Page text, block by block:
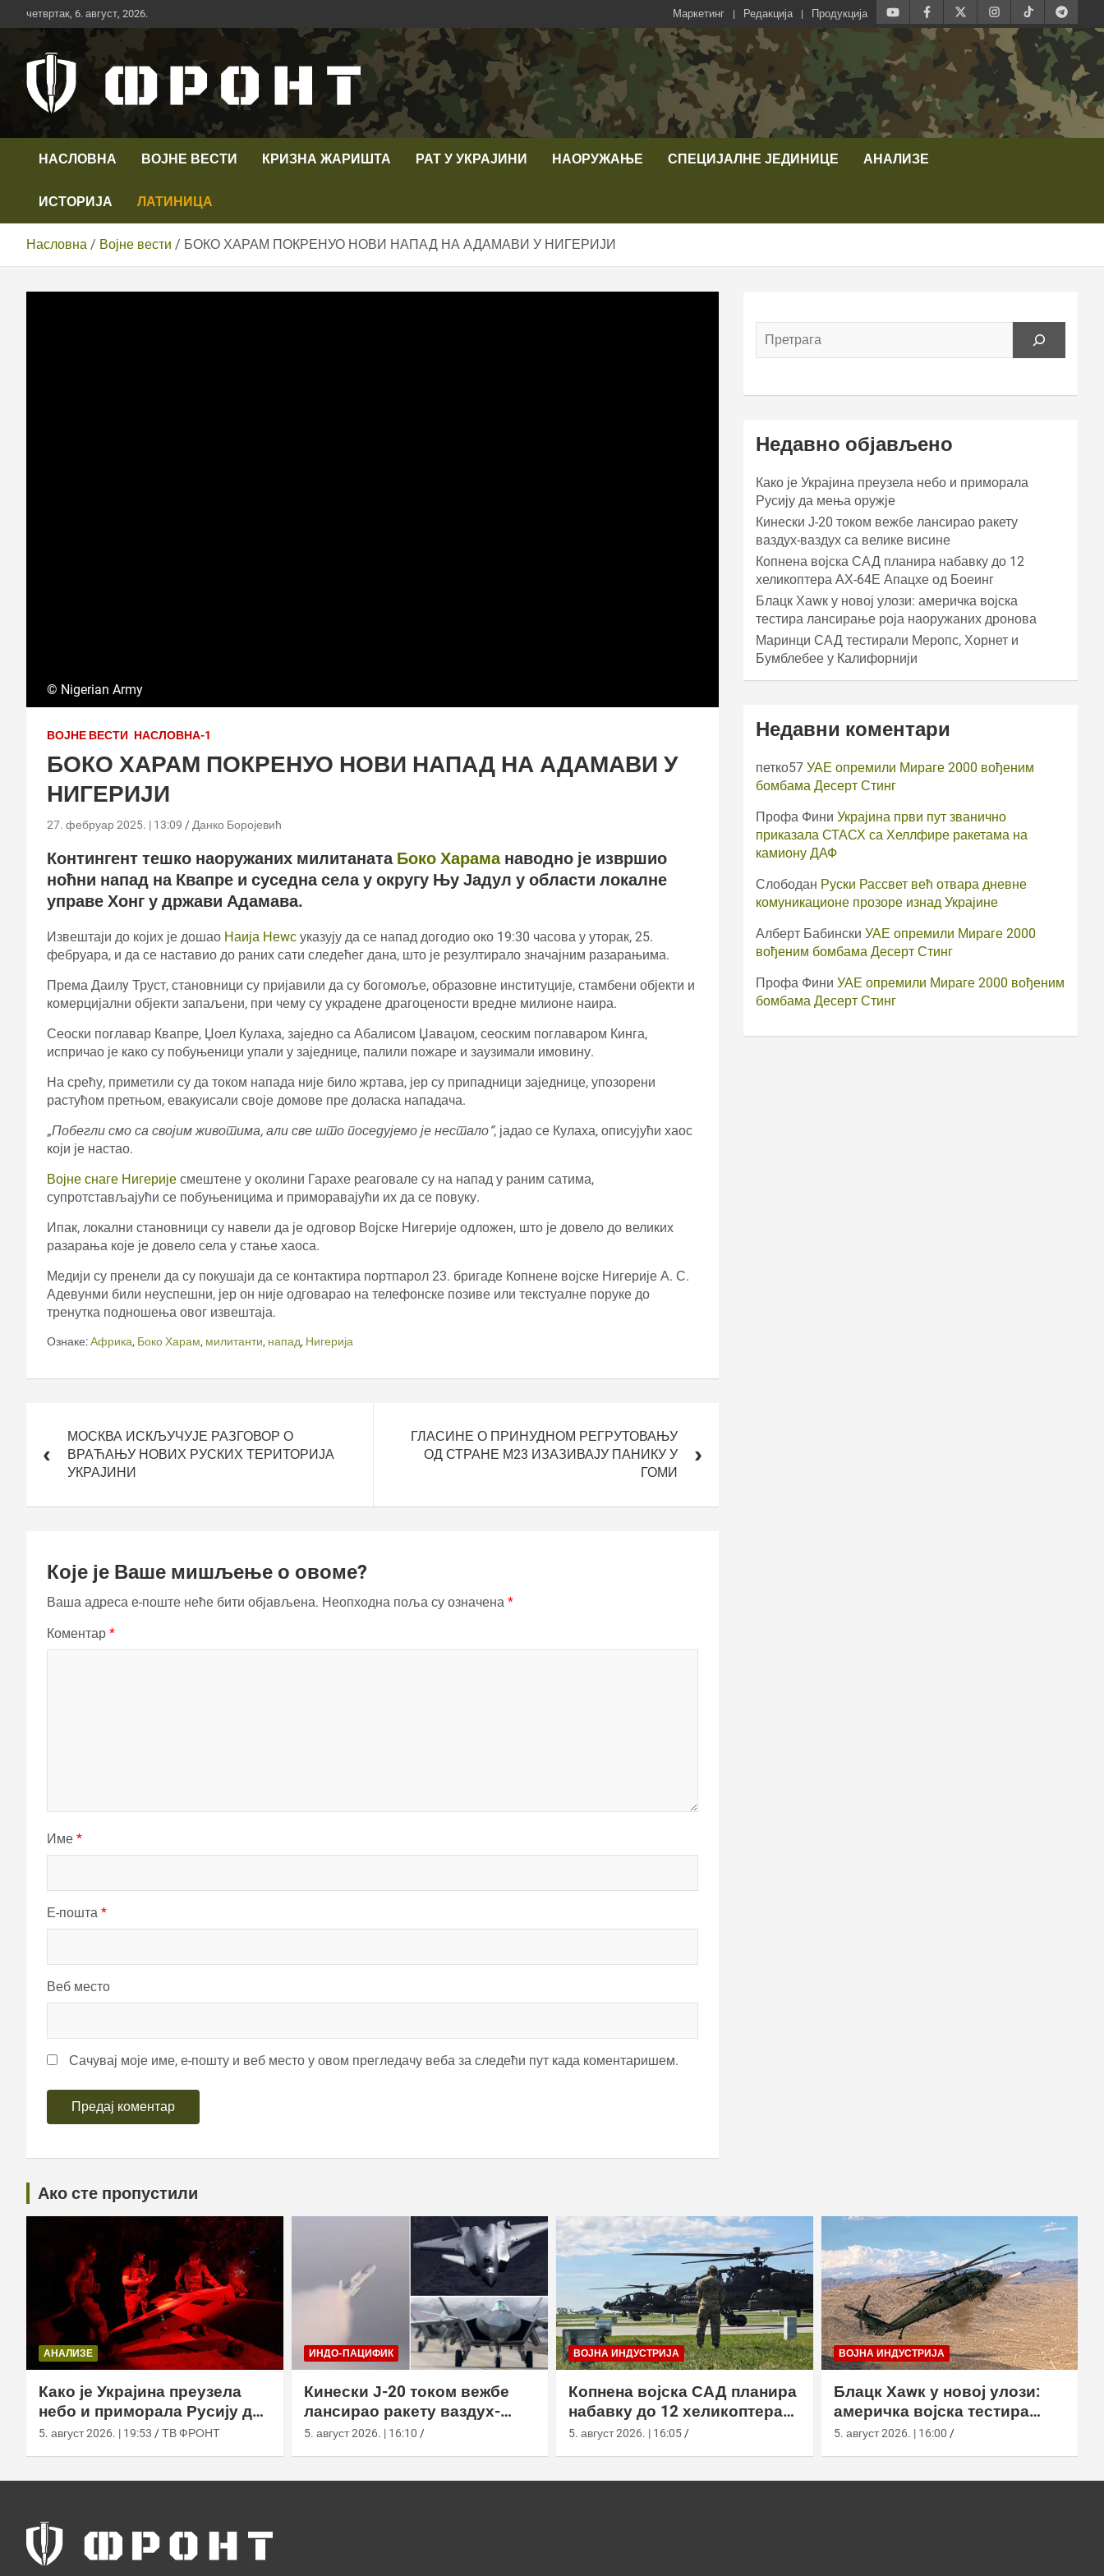
Скип
то
четвртак, 6. август, 2026. Маркетинг Редакција Продукција
Телевизија ФРОНТ
НАСЛОВНА ВОЈНЕ ВЕСТИ КРИЗНА ЖАРИШТА РАТ У УКРАЈИНИ НАОРУЖАЊЕ СПЕЦИЈАЛНЕ ЈЕДИНИЦЕ АНАЛИЗЕ
ИСТОРИЈА ЛАТИНИЦА
Насловна Војне вести БОКО ХАРАМ ПОКРЕНУО НОВИ НАПАД НА АДАМАВИ У НИГЕРИЈИ
© Nigerian Army
ВОЈНЕ ВЕСТИ НАСЛОВНА-1
БОКО ХАРАМ ПОКРЕНУО НОВИ НАПАД НА АДАМАВИ У
НИГЕРИЈИ
27. фебруар 2025. | 13:09 Данко Боројевић
Контингент тешко наоружаних милитаната Боко Хараманаводно је извршио
ноћни напад на Квапре и суседна села у округу Њу Јадул у области локалне
управе Хонг у држави Адамава.
Извештаји до којих је дошао Наија Неwс указују да се напад догодио око 19:30 часова у уторак, 25.
фебруара, и да се наставио до раних сати следећег дана, што је резултирало значајним разарањима.
Према Даилy Труст, становници су пријавили да су богомоље, образовне институције, стамбени објекти и
комерцијални објекти запаљени, при чему су украдене драгоцености вредне милионе наира.
Сеоски поглавар Квапре, Џоел Кулаха, заједно са Абалисом Џаваџом, сеоским поглаваром Кинга,
испричао је како су побуњеници упали у заједнице, палили пожаре и заузимали имовину.
На срећу, приметили су да током напада није било жртава, јер су припадници заједнице, упозорени
растућом претњом, евакуисали своје домове пре доласка нападача.
„Побегли смо са својим животима, али све што поседујемо је нестало“, јадао се Кулаха, описујући хаос
који је настао.
Војне снаге Нигерије смештене у околини Гарахе реаговале су на напад у раним сатима,
супротстављајући се побуњеницима и приморавајући их да се повуку.
Ипак, локални становници су навели да је одговор Војске Нигерије одложен, што је довело до великих
разарања које је довело села у стање хаоса.
Медији су пренели да су покушаји да се контактира портпарол 23. бригаде Копнене војске Нигерије А. С.
Адевунми били неуспешни, јер он није одговарао на телефонске позиве или текстуалне поруке до
тренутка подношења овог извештаја.
Ознаке:Африка, Боко Харам, милитанти, напад, Нигерија
чланкаМОСКВА ИСКЉУЧУЈЕ РАЗГОВОР О
ВРАЋАЊУ НОВИХ РУСКИХ ТЕРИТОРИЈА
УКРАЈИНИ
ГЛАСИНЕ О ПРИНУДНОМ РЕГРУТОВАЊУ
ОД СТРАНЕ М23 ИЗАЗИВАЈУ ПАНИКУ У
ГОМИ
Које је Ваше мишљење о овоме?
Ваша адреса е-поште неће бити објављена. Неопходна поља су означена *
Коментар *
Име *
Е-пошта *
Веб место
Сачувај моје име, е-пошту и веб место у овом прегледачу веба за следећи пут када коментаришем.
Недавно објављено
Како је Украјина преузела небо и приморала
Русију да мења оружје
Кинески Ј-20 током вежбе лансирао ракету
ваздух-ваздух са велике висине
Копнена војска САД планира набавку до 12
хеликоптера АХ-64Е Апацхе од Боеинг
Блацк Хаwк у новој улози: америчка војска
тестира лансирање роја наоружаних дронова
Маринци САД тестирали Меропс, Хорнет и
Бумблебее у Калифорнији
Недавни коментари
петко57 УАЕ опремили Мираге 2000 вођеним
бомбама Десерт Стинг
Профа Фини Украјина први пут званично
приказала СТАСХ са Хеллфире ракетама на
камиону ДАФ
Слободан Руски Рассвет већ отвара дневне
комуникационе прозоре изнад Украјине
Алберт Бабински УАЕ опремили Мираге 2000
вођеним бомбама Десерт Стинг
Профа Фини УАЕ опремили Мираге 2000 вођеним
бомбама Десерт Стинг
Ако сте пропустили
АНАЛИЗЕ
Како је Украјина преузела
небо и приморала Русију да
мења оружје
5. август 2026. | 19:53 ТВ ФРОНТ
ИНДО-ПАЦИФИК
Кинески Ј-20 током вежбе
лансирао ракету ваздух-
ваздух са велике висине
5. август 2026. | 16:10
ВОЈНА ИНДУСТРИЈА
Копнена војска САД планира
набавку до 12 хеликоптера
АХ-64Е Апацхе од Боеинг
5. август 2026. | 16:05
ВОЈНА ИНДУСТРИЈА
Блацк Хаwк у новој улози:
америчка војска тестира
лансирање роја наоружаних
5. август 2026. | 16:00